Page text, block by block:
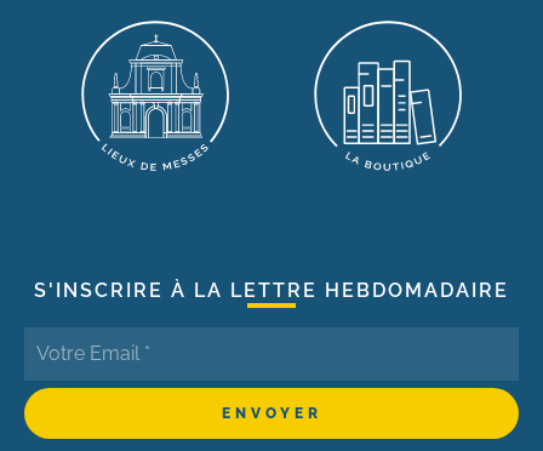
S'INSCRIRE À LA LETTRE HEBDOMADAIRE